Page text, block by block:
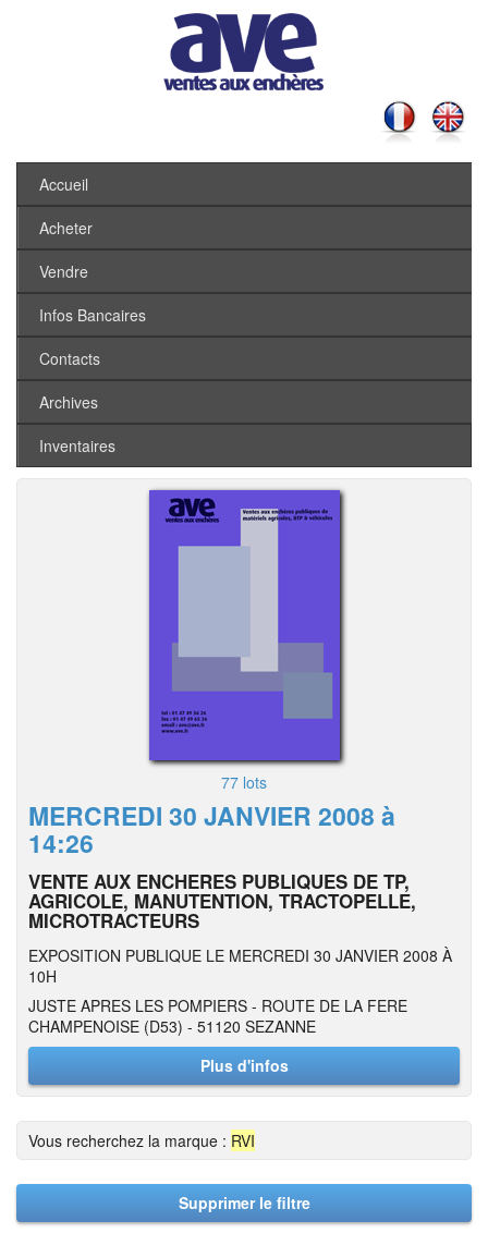
Accueil
Acheter
Vendre
Infos Bancaires
Contacts
Archives
Inventaires
77 lots
MERCREDI 30 JANVIER 2008 à
14:26
VENTE AUX ENCHERES PUBLIQUES DE TP,
AGRICOLE, MANUTENTION, TRACTOPELLE,
MICROTRACTEURS
EXPOSITION PUBLIQUE LE MERCREDI 30 JANVIER 2008 À
10H
JUSTE APRES LES POMPIERS - ROUTE DE LA FERE
CHAMPENOISE (D53) - 51120 SEZANNE
Plus d'infos
Vous recherchez la marque : RVI
Supprimer le filtre